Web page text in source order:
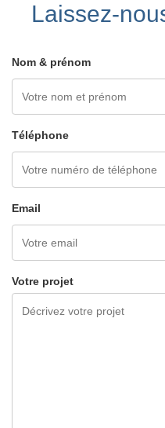
Laissez-
Nom & prénom
Téléphone
Email
Votre projet